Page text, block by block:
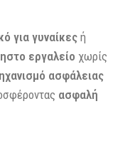
για γυναίκεςή
εργαλείο χωρίς
ασφάλειας
ασφαλή